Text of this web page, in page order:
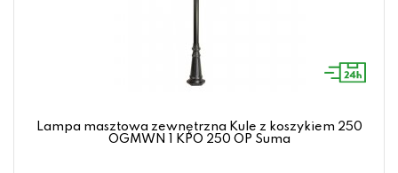
Lampa masztowa zewnętrzna Kule z koszykiem 250
OGMWN 1 KPO 250 OP Suma